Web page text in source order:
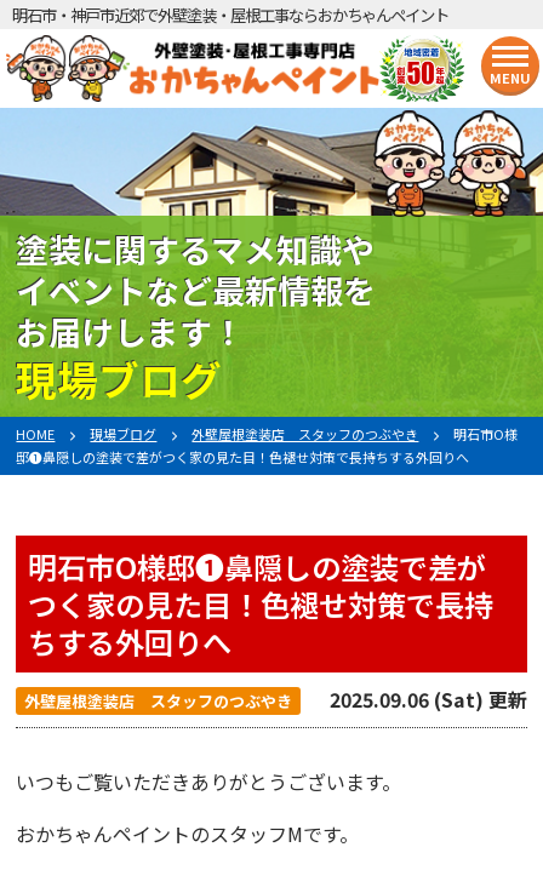
明石市・神戸市近郊で外壁塗装・屋根工事ならおかちゃんペイント
MENU
塗装に関するマメ知識や
イベントなど最新情報を
お届けします！
現場ブログ
HOME 現場ブログ 外壁屋根塗装店 スタッフのつぶやき
明石市O様
邸❶鼻隠しの塗装で差がつく家の見た目！色褪せ対策で長持ちする外回りへ
明石市O様邸❶鼻隠しの塗装で差が
つく家の見た目！色褪せ対策で長持
ちする外回りへ
外壁屋根塗装店 スタッフのつぶやき 2025.09.06 (Sat) 更新
いつもご覧いただきありがとうございます。
おかちゃんペイントのスタッフMです。